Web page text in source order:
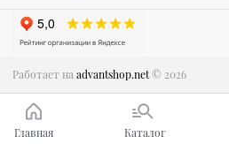
Работает на advantshop.net© 2026
Главная Каталог